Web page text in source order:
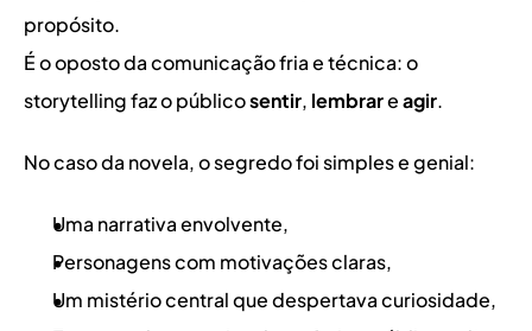
propósito.
É o oposto da comunicação fria e técnica: o
storytelling faz o público sentir, lembrar e agir.
No caso da novela, o segredo foi simples e genial:
Uma narrativa envolvente,
Personagens com motivações claras,
Um mistério central que despertava curiosidade,